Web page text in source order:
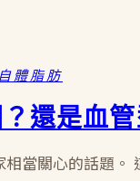
自體脂肪
還是血
相當關心的話題